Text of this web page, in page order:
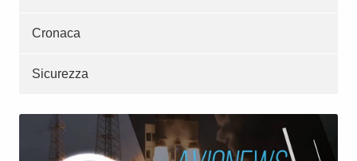
Cronaca
Sicurezza